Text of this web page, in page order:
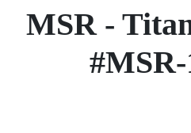
MSR -
#MSR-